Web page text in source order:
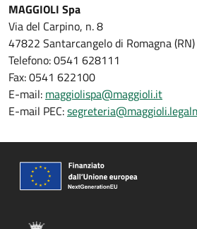
MAGGIOLI Spa
Via del Carpino, n. 8
47822 Santarcangelo di Romagna (RN)
Telefono: 0541 628111
Fax: 0541 622100
E-mail: maggiolispa@maggioli.it
E-mail PEC: